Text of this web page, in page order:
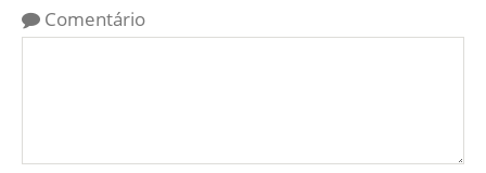
Comentário